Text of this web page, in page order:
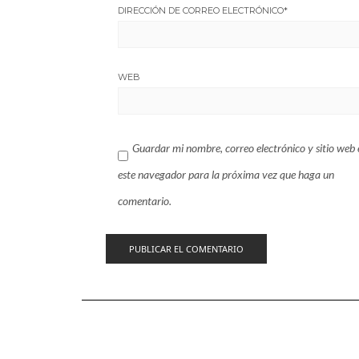
DIRECCIÓN DE CORREO ELECTRÓNICO*
WEB
Guardar mi nombre, correo electrónico y sitio web
este navegador para la próxima vez que haga un
comentario.